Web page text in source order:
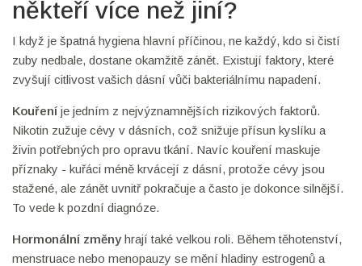
někteří více než jiní?
I když je špatná hygiena hlavní příčinou, ne každý, kdo si čistí
zuby nedbale, dostane okamžitě zánět. Existují faktory, které
zvyšují citlivost vašich dásní vůči bakteriálnímu napadení.
Kouření je jedním z nejvýznamnějších rizikových faktorů.
Nikotin zužuje cévy v dásních, což snižuje přísun kyslíku a
živin potřebných pro opravu tkání. Navíc kouření maskuje
příznaky - kuřáci méně krvácejí z dásní, protože cévy jsou
stažené, ale zánět uvnitř pokračuje a často je dokonce silnější.
To vede k pozdní diagnóze.
Hormonální změny hrají také velkou roli. Během těhotenství,
menstruace nebo menopauzy se mění hladiny estrogenů a